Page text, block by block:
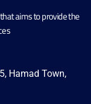
aims to provide the
Hamad Town,